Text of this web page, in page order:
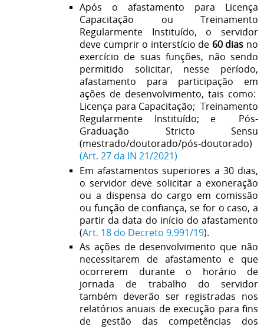
Após o afastamento para Licença
Capacitação ou Treinamento
Regularmente Instituído, o servidor
deve cumprir o interstício de 60 dias no
exercício de suas funções, não sendo
permitido solicitar, nesse período,
afastamento para participação em
ações de desenvolvimento, tais como:
Licença para Capacitação; Treinamento
Regularmente Instituído; e Pós-
Graduação Stricto Sensu
(mestrado/doutorado/pós-doutorado)
(Art. 27 da IN 21/2021)
Em afastamentos superiores a 30 dias,
o servidor deve solicitar a exoneração
ou a dispensa do cargo em comissão
ou função de confiança, se for o caso, a
partir da data do início do afastamento
(Art. 18 do Decreto 9.991/19).
As ações de desenvolvimento que não
necessitarem de afastamento e que
ocorrerem durante o horário de
jornada de trabalho do servidor
também deverão ser registradas nos
relatórios anuais de execução para fins
de gestão das competências dos